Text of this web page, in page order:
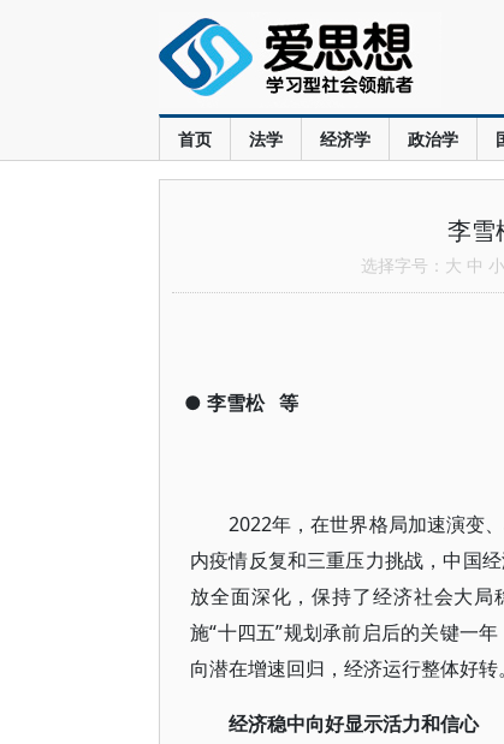
首页 法学 经济学 政治学
李雪
选择字号： 大 中 小
● 李雪松 等
2022年，在世界格局加速演变
内疫情反复和三重压力挑战，中国
放全面深化，保持了经济社会大
施“十四五”规划承前启后的关键一
向潜在增速回归，经济运行整体好转。
经济稳中向好显示活力和信心